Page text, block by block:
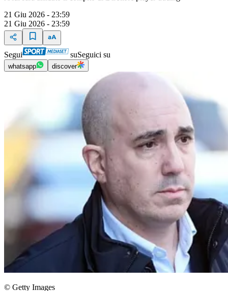
21 Giu 2026 - 23:59
21 Giu 2026 - 23:59
Segui suSeguici su
whatsapp discover
© Getty Images